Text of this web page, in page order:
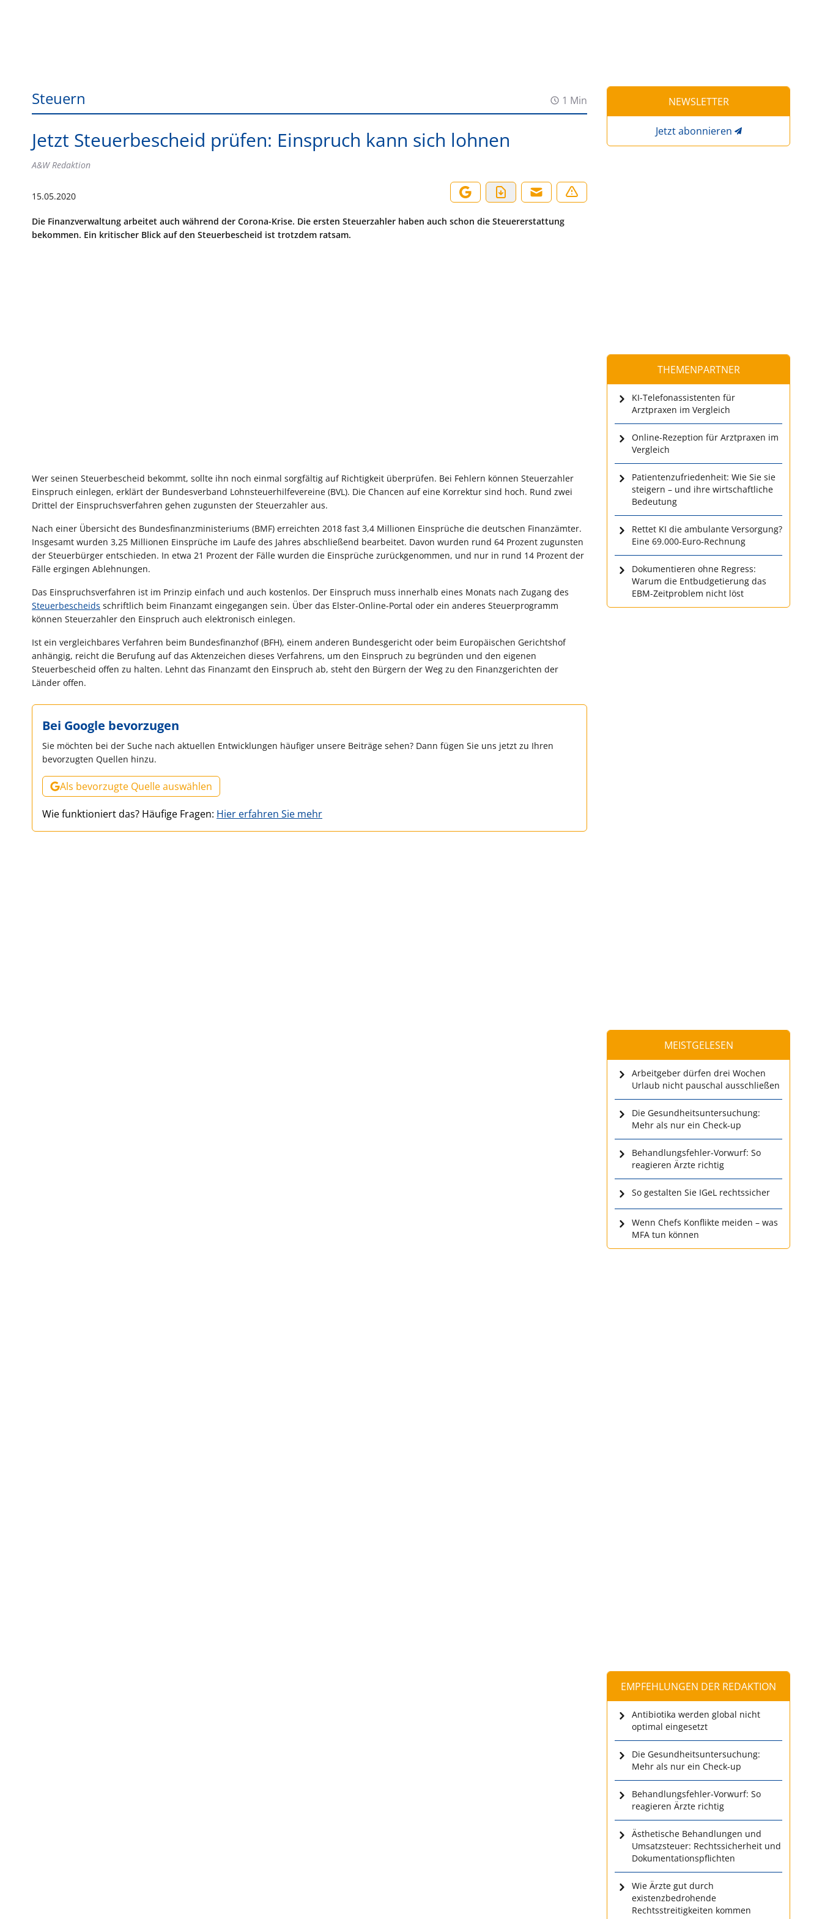
Steuern 1 Min
Jetzt Steuerbescheid prüfen: Einspruch kann sich lohnen
A&W Redaktion
15.05.2020
Die Finanzverwaltung arbeitet auch während der Corona-Krise. Die ersten Steuerzahler haben auch schon die Steuererstattung
bekommen. Ein kritischer Blick auf den Steuerbescheid ist trotzdem ratsam.
Wer seinen Steuerbescheid bekommt, sollte ihn noch einmal sorgfältig auf Richtigkeit überprüfen. Bei Fehlern können Steuerzahler
Einspruch einlegen, erklärt der Bundesverband Lohnsteuerhilfevereine (BVL). Die Chancen auf eine Korrektur sind hoch. Rund zwei
Drittel der Einspruchsverfahren gehen zugunsten der Steuerzahler aus.
Nach einer Übersicht des Bundesfinanzministeriums (BMF) erreichten 2018 fast 3,4 Millionen Einsprüche die deutschen Finanzämter.
Insgesamt wurden 3,25 Millionen Einsprüche im Laufe des Jahres abschließend bearbeitet. Davon wurden rund 64 Prozent zugunsten
der Steuerbürger entschieden. In etwa 21 Prozent der Fälle wurden die Einsprüche zurückgenommen, und nur in rund 14 Prozent der
Fälle ergingen Ablehnungen.
Das Einspruchsverfahren ist im Prinzip einfach und auch kostenlos. Der Einspruch muss innerhalb eines Monats nach Zugang des
Steuerbescheids schriftlich beim Finanzamt eingegangen sein. Über das Elster-Online-Portal oder ein anderes Steuerprogramm
können Steuerzahler den Einspruch auch elektronisch einlegen.
Ist ein vergleichbares Verfahren beim Bundesfinanzhof (BFH), einem anderen Bundesgericht oder beim Europäischen Gerichtshof
anhängig, reicht die Berufung auf das Aktenzeichen dieses Verfahrens, um den Einspruch zu begründen und den eigenen
Steuerbescheid offen zu halten. Lehnt das Finanzamt den Einspruch ab, steht den Bürgern der Weg zu den Finanzgerichten der
Länder offen.
Bei Google bevorzugen
Sie möchten bei der Suche nach aktuellen Entwicklungen häufiger unsere Beiträge sehen? Dann fügen Sie uns jetzt zu Ihren
bevorzugten Quellen hinzu.
Als bevorzugte Quelle auswählen
Wie funktioniert das? Häufige Fragen: Hier erfahren Sie mehr
NEWSLETTER
Jetzt abonnieren
THEMENPARTNER
KI-Telefonassistenten für
Arztpraxen im Vergleich
Online-Rezeption für Arztpraxen im
Vergleich
Patientenzufriedenheit: Wie Sie sie
steigern – und ihre wirtschaftliche
Bedeutung
Rettet KI die ambulante Versorgung?
Eine 69.000-Euro-Rechnung
Dokumentieren ohne Regress:
Warum die Entbudgetierung das
EBM-Zeitproblem nicht löst
MEISTGELESEN
Arbeitgeber dürfen drei Wochen
Urlaub nicht pauschal ausschließen
Die Gesundheitsuntersuchung:
Mehr als nur ein Check-up
Behandlungsfehler-Vorwurf: So
reagieren Ärzte richtig
So gestalten Sie IGeL rechtssicher
Wenn Chefs Konflikte meiden – was
MFA tun können
EMPFEHLUNGEN DER REDAKTION
Antibiotika werden global nicht
optimal eingesetzt
Die Gesundheitsuntersuchung:
Mehr als nur ein Check-up
Behandlungsfehler-Vorwurf: So
reagieren Ärzte richtig
Ästhetische Behandlungen und
Umsatzsteuer: Rechtssicherheit und
Dokumentationspflichten
Wie Ärzte gut durch
existenzbedrohende
Rechtsstreitigkeiten kommen